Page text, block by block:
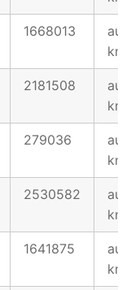
1668013
au
km
2181508
au
km
279036
au
km
2530582
au
km
1641875
au
km